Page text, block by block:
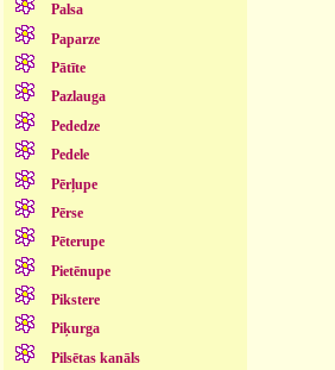
Palsa
Paparze
Pātīte
Pazlauga
Pededze
Pedele
Pērļupe
Pērse
Pēterupe
Pietēnupe
Pikstere
Piķurga
Pilsētas kanāls